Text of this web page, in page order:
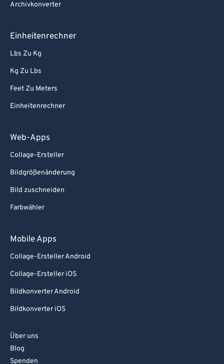
Archivkonverter
Einheitenrechner
Lbs Zu Kg
Kg Zu Lbs
Feet Zu Meters
Einheitenrechner
Web-Apps
Collage-Ersteller
Bildgrößenänderung
Bild zuschneiden
Farbwähler
Mobile Apps
Collage-Ersteller Android
Collage-Ersteller iOS
Bildkonverter Android
Bildkonverter iOS
Über uns
Blog
Spenden